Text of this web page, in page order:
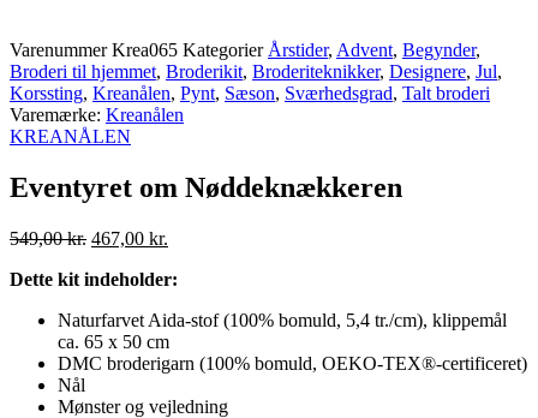
VarenummerKrea065 Kategorier Årstider, Advent, Begynder,
Broderi til hjemmet, Broderikit, Broderiteknikker, Designere, Jul,
Korssting, Kreanålen, Pynt, Sæson, Sværhedsgrad, Talt broderi
Varemærke: Kreanålen
KREANÅLEN
Eventyret om Nøddeknækkeren
549,00kr. Den
pris
549,00 kr..
467,00 kr.
er:
Dette kit indeholder:
Naturfarvet Aida-stof (100% bomuld, 5,4 tr./cm), klippemål
ca. 65 x 50 cm
DMC broderigarn (100% bomuld, OEKO-TEX®-certificeret)
Nål
Mønster og vejledning